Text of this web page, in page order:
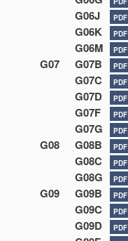
G06J PDF
G06K PDF
G06M PDF
G07 G07B PDF
G07C PDF
G07D PDF
G07F PDF
G07G PDF
G08 G08B PDF
G08C PDF
G08G PDF
G09 G09B PDF
G09C PDF
G09D PDF